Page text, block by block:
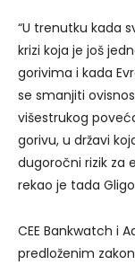
“U trenutku kada
krizi koja je još
gorivima i kada
se smanjiti
višestrukog
gorivu, u državi
dugoročni rizik za
rekao je tada
CEE Bankwatch i
predloženim